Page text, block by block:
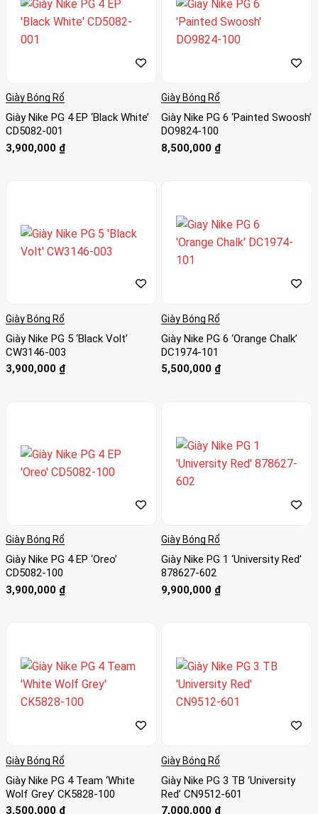
Giày Bóng Rổ
Giày Nike PG 4 EP ‘Black White’
CD5082-001
3,900,000 ₫
Giày Bóng Rổ
Giày Nike PG 6 ‘Painted Swoosh’
DO9824-100
8,500,000 ₫
Giày Bóng Rổ
Giày Nike PG 5 ‘Black Volt’
CW3146-003
3,900,000 ₫
Giày Bóng Rổ
Giày Nike PG 6 ‘Orange Chalk’
DC1974-101
5,500,000 ₫
Giày Bóng Rổ
Giày Nike PG 4 EP ‘Oreo’
CD5082-100
3,900,000 ₫
Giày Bóng Rổ
Giày Nike PG 1 ‘University Red’
878627-602
9,900,000 ₫
Giày Bóng Rổ
Giày Nike PG 4 Team ‘White
Wolf Grey’ CK5828-100
3,500,000 ₫
Giày Bóng Rổ
Giày Nike PG 3 TB ‘University
Red’ CN9512-601
7,000,000 ₫